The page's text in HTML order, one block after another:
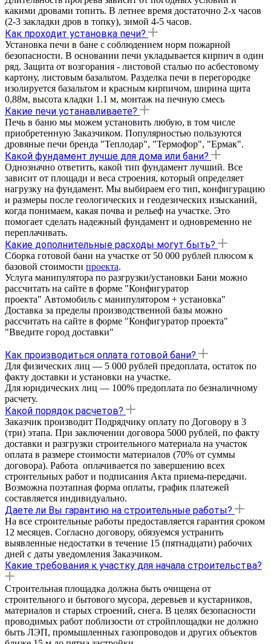
какими дровами топить. В летнее время достаточно 2-х часов
(2-3 закладки дров в топку), зимой 4-5 часов.
Как проходит установка печи?
Установка печи в бане с соблюдением норм пожарной
безопасности. В основании печи укладывается кирпич в один
ряд. Защита от возгорания - листовой сталью по асбестовому
картону, листовым базальтом. Разделка печи в перегородке
изолируется базальтом и красным кирпичом, ширина щита
0,88м, высота кладки 1.1 м, монтаж на печную смесь
Какие печи устанавливаете?
Печь в баню мы можем установить любую, в том числе
приобретенную Заказчиком. Популярностью пользуются
дровяные печи бренда "Теплодар", "Термофор", "Ермак".
Какой фундамент лучше для дома или бани?
Однозначно ответить, какой тип фундамент лучший. Все
зависит от площади и веса строения, который определяет
нагрузку на фундамент. Мы выбираем его тип, конфигурацию
и размеры после геологических и геодезических изысканий,
когда понимаем, какая почва и рельеф на участке. Это
помогает сделать надежный фундамент и одновременно не
переплачивать.
Какие дополнительные расходы могут быть?
Сборка готовой бани на участке от 50 000 рублей плюсом к
базовой стоимости проекта.
Услуга манипулятора по разгрузки/установки Бани можно
рассчитать на сайте в форме "Конфигуратор
проекта" Автомобиль с манипулятором + установка"
Доставка за пределы производственной базы можно
рассчитать на сайте в форме "Конфигуратор проекта"
"Введите город доставки"
Как производиться оплата готовой бани?
Для физических лиц — 5 000 рублей предоплата, остаток по
факту доставки и установки на участке.
Для юридических лиц — 100% предоплата по безналичному
расчету.
Какой порядок расчетов?
Заказчик производит Подрядчику оплату по Договору в 3
(три) этапа. При заключении договора 5000 рублей, по факту
доставки и разгрузки строительного материала на участок
оплата в размере стоимости материалов (70% от суммы
договора). Работа оплачивается по завершению всех
строительных работ и подписания Акта приема-передачи.
Возможна поэтапная форма оплаты, график платежей
составляется индивидуально.
Даете ли Вы гарантию на строительные работы?
На все строительные работы предоставляется гарантия cроком
12 месяцев. Согласно договору, обязуемся устранить
выявленные недостатки в течение 15 (пятнадцати) рабочих
дней с даты уведомления Заказчиком.
Какие требования к участку для начала строительства?
Строительная площадка должна быть очищена от
строительного и бытового мусора, деревьев и кустарников,
материалов и старых строений, снега. В целях безопасности
проводимых работ поблизости от стройплощадки не должно
быть ЛЭП, промышленных газопроводов и других объектов